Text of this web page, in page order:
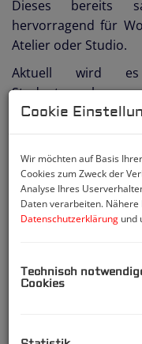
Dieses bereits
hervorragend für
Atelier oder Studio.
Aktuell wird
vermietet.
Die Verträge zu
gestaltet und
aufgekündigt
Monaten
Cookie
Wir möchten auf Basis
Cookies zum Zweck der
Analyse Ihres
Daten verarbeiten.
Datenschutzerklärung und
Technisch
Cookies